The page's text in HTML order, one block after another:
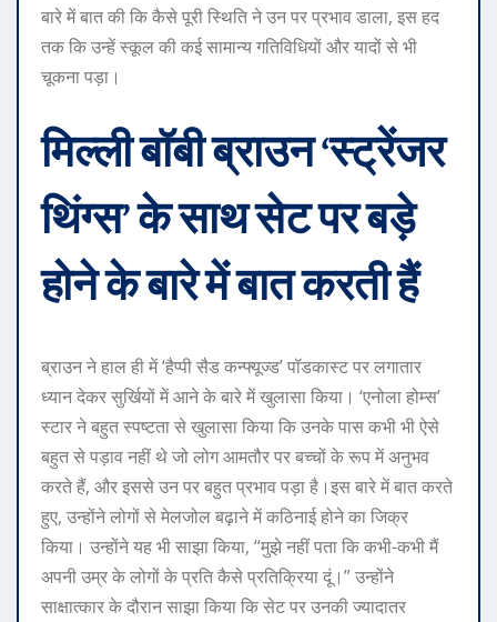
बारे में बात की कि कैसे पूरी स्थिति ने उन पर प्रभाव डाला, इस हद
तक कि उन्हें स्कूल की कई सामान्य गतिविधियों और यादों से भी
चूकना पड़ा।
मिल्ली बॉबी ब्राउन ‘स्ट्रेंजर
थिंग्स’ के साथ सेट पर बड़े
होने के बारे में बात करती हैं
ब्राउन ने हाल ही में ‘हैप्पी सैड कन्फ्यूज्ड’ पॉडकास्ट पर लगातार
ध्यान देकर सुर्खियों में आने के बारे में खुलासा किया। ‘एनोला होम्स’
स्टार ने बहुत स्पष्टता से खुलासा किया कि उनके पास कभी भी ऐसे
बहुत से पड़ाव नहीं थे जो लोग आमतौर पर बच्चों के रूप में अनुभव
करते हैं, और इससे उन पर बहुत प्रभाव पड़ा है।इस बारे में बात करते
हुए, उन्होंने लोगों से मेलजोल बढ़ाने में कठिनाई होने का जिक्र
किया। उन्होंने यह भी साझा किया, “मुझे नहीं पता कि कभी-कभी मैं
अपनी उम्र के लोगों के प्रति कैसे प्रतिक्रिया दूं।” उन्होंने
साक्षात्कार के दौरान साझा किया कि सेट पर उनकी ज्यादातर